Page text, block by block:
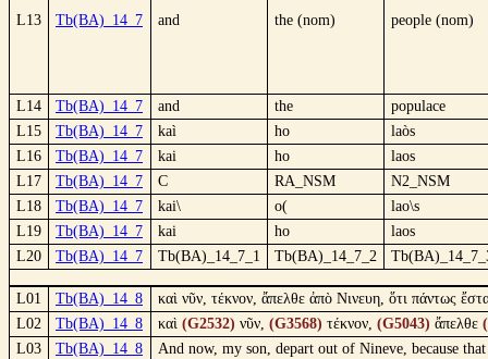
L13 Tb(BA)_14_7 and the (nom) people (nom)
L14 Tb(BA)_14_7 and the
populace
L15
Tb(BA)_14_7 kaì ho
laòs
L16
Tb(BA)_14_7 kai ho
laos
L17
Tb(BA)_14_7 C RA_NSM
N2_NSM
L18
Tb(BA)_14_7 kai\ o(
lao\s
L19
Tb(BA)_14_7 kai ho
laos
L20
Tb(BA)_14_7 Tb(BA)_14_7_1 Tb(BA)_14_7_2
L01 Tb(BA)_14_8
καὶ νῦν, τέκνον, ἄπελθε ἀπὸ Νινευη, ὅτι πάντως
L02
Tb(BA)_14_8 καὶ (G2532) νῦν, (G3568) τέκνον, (G5043) ἄπελθε
L03
Tb(BA)_14_8
And now, my son, depart out of Nineve, because